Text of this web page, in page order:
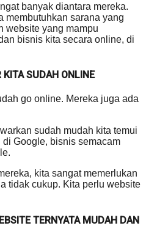
banyak diantara mereka.
membutuhkan sarana yang
website yang mampu
bisnis kita secara online, di
KITA SUDAH ONLINE
go online. Mereka juga ada
sudah mudah kita temui
Google, bisnis semacam
kita sangat memerlukan
tidak cukup. Kita perlu website
TERNYATA MUDAH DAN